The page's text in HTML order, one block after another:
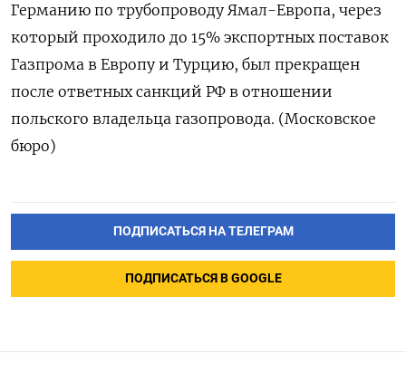
Германию по трубопроводу Ямал-Европа, через
который проходило до 15% экспортных поставок
Газпрома в Европу и Турцию, был прекращен
после ответных санкций РФ в отношении
польского владельца газопровода. (Московское
бюро)
ПОДПИСАТЬСЯ НА ТЕЛЕГРАМ
ПОДПИСАТЬСЯ В GOOGLE